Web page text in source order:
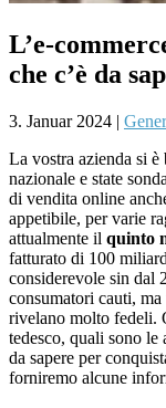
L’e-
che c’è da
3. Januar 2024 |
La vostra azienda si
nazionale e state
di vendita online
appetibile, per varie
attualmente il quinto
fatturato di 100
considerevole sin dal
consumatori cauti,
rivelano molto fedeli.
tedesco, quali sono
da sapere per
forniremo alcune